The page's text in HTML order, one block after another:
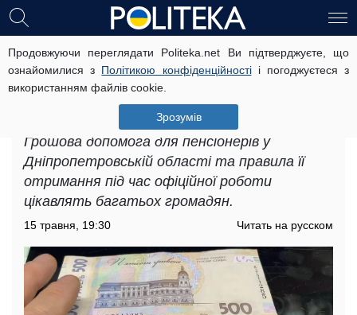
Продовжуючи переглядати Politeka.net Ви підтверджуєте, що
ознайомилися з Політикою конфіденційностіі погоджуєтеся з
використанням файлів cookie.
Зрозумів
Грошова допомога для пенсіонерів
у Дніпропетровській області: хто і
за яких умов може втратити
Грошова допомога для пенсіонерів у
Дніпропетровській області та правила її
отримання під час офіційної роботи
цікавлять багатьох громадян.
15 травня, 19:30 Читать на русском